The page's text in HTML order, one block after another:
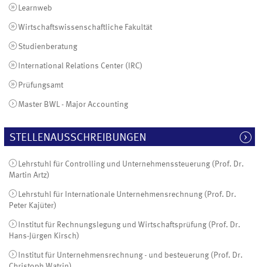
Learnweb
Wirtschaftswissenschaftliche Fakultät
Studienberatung
International Relations Center (IRC)
Prüfungsamt
Master BWL - Major Accounting
STELLENAUSSCHREIBUNGEN
Lehrstuhl für Controlling und Unternehmenssteuerung (Prof. Dr.
Martin Artz)
Lehrstuhl für Internationale Unternehmensrechnung (Prof. Dr.
Peter Kajüter)
Institut für Rechnungslegung und Wirtschaftsprüfung (Prof. Dr.
Hans-Jürgen Kirsch)
Institut für Unternehmensrechnung - und besteuerung (Prof. Dr.